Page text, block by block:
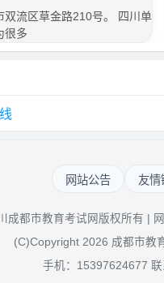
流区草金路210号。 四川单
很多
网站公告 友情
成都市教育考试网版权所有 | 网
(C)Copyright 2026 成都市教
手机：15397624677